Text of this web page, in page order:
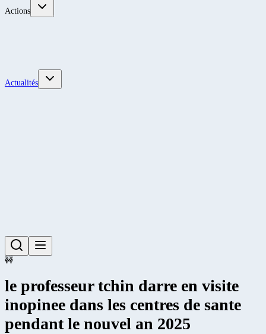
Actions
Actualités
🚧
le professeur tchin darre en visite
inopinee dans les centres de sante
pendant le nouvel an 2025